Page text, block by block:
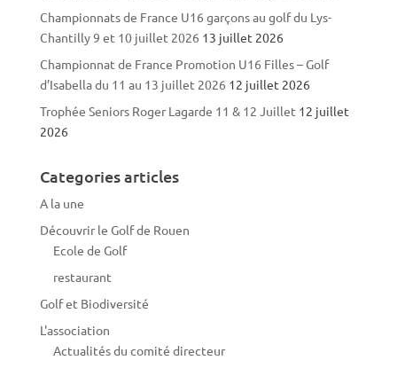
Championnats de France U16 garçons au golf du Lys-
Chantilly 9 et 10 juillet 2026 13 juillet 2026
Championnat de France Promotion U16 Filles – Golf
d’Isabella du 11 au 13 juillet 2026 12 juillet 2026
Trophée Seniors Roger Lagarde 11 & 12 Juillet 12 juillet
2026
Categories articles
A la une
Découvrir le Golf de Rouen
Ecole de Golf
restaurant
Golf et Biodiversité
L'association
Actualités du comité directeur